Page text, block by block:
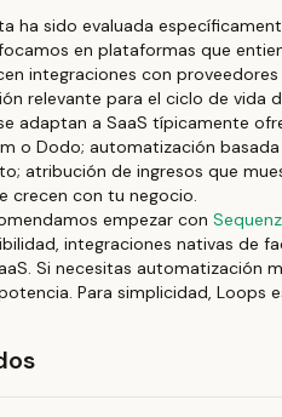
ha sido evaluada
en plataformas que
integraciones con
relevante para el ciclo de vida
adaptan a SaaS típicamente
o Dodo; automatización
atribución de ingresos que
crecen con tu negocio.
empezar con
integraciones nativas de
Si necesitas automatización
Para simplicidad, Loops